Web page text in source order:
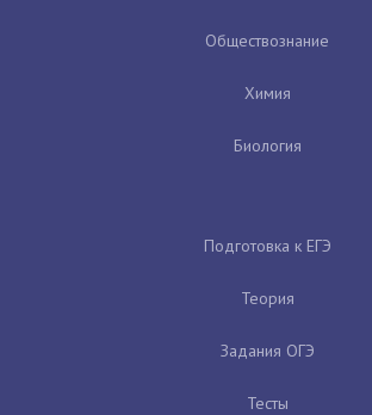
Обществознание
Химия
Биология
Подготовка к ЕГЭ
Теория
Задания ОГЭ
Тесты